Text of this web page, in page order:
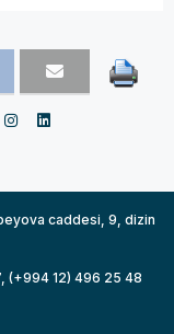
caddesi, 9, dizin
(+994 12) 496 25 48